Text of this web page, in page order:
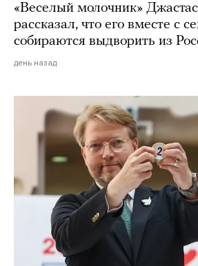
«Веселый молочник»
рассказал, что его вместе с
собираются выдворить из
день назад